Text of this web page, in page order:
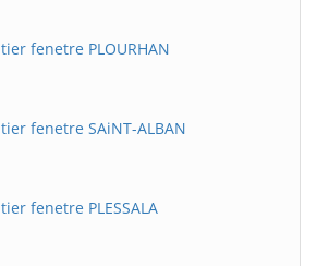
fenetre PLOURHAN
fenetre SAiNT-ALBAN
fenetre PLESSALA